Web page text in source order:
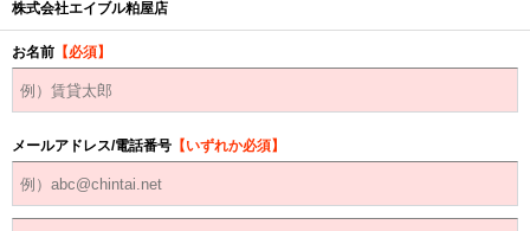
株式会社エイブル粕屋店
お名前 【必須】
メールアドレス/電話番号 【いずれか必須】